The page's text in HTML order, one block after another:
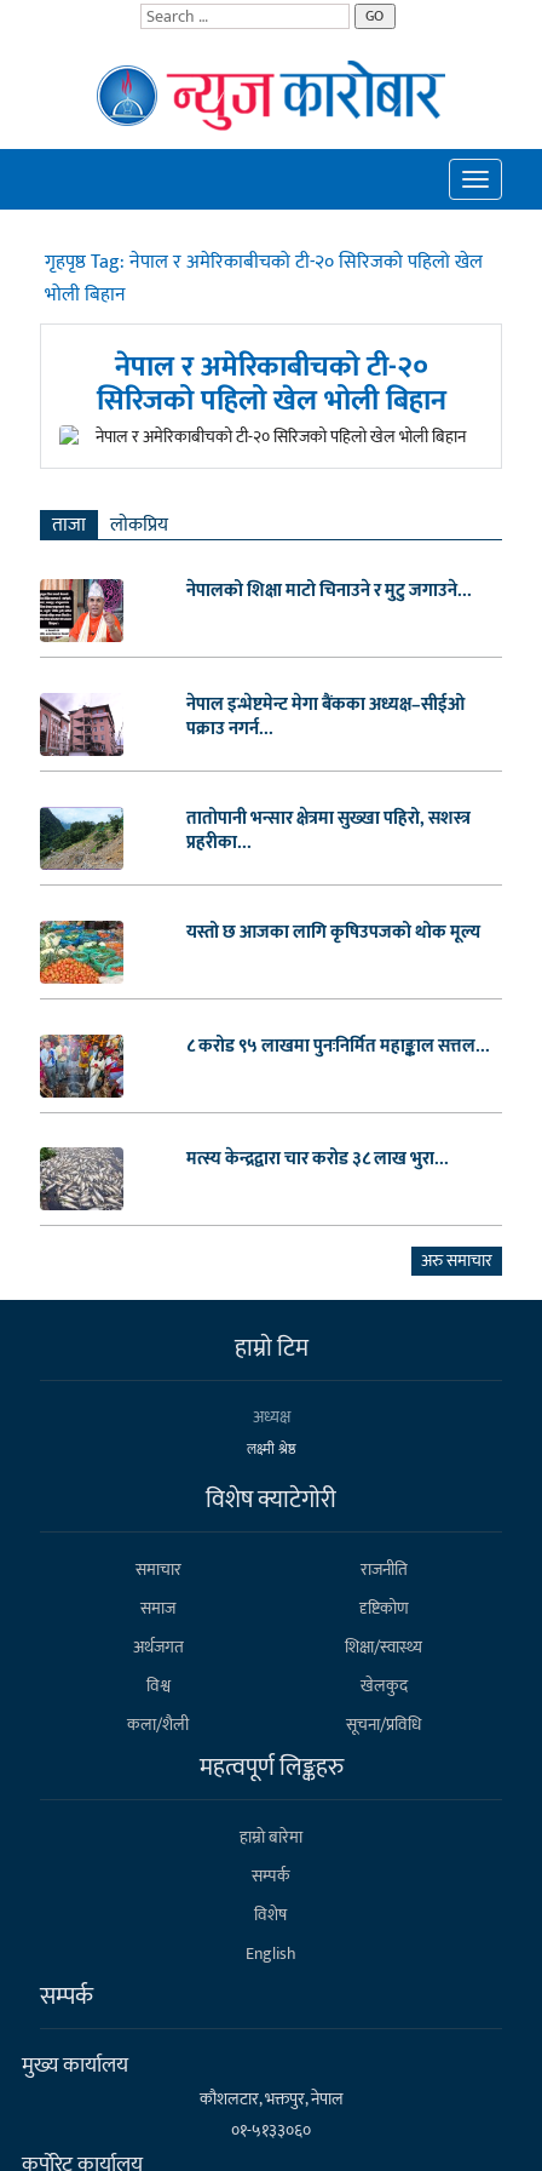
GO
Toggle
गृहपृष्ठTag:नेपाल र अमेरिकाबीचको टी-२० सिरिजको पहिलो खेल
भोली बिहान
नेपाल र अमेरिकाबीचको टी-२०
सिरिजको पहिलो खेल भोली बिहान
ताजा लाेकप्रिय
नेपालको शिक्षा माटो चिनाउने र मुटु जगाउने...
नेपाल इन्भेष्टमेन्ट मेगा बैंकका अध्यक्ष–सीईओ
पक्राउ नगर्न...
तातोपानी भन्सार क्षेत्रमा सुख्खा पहिरो, सशस्त्र
प्रहरीका...
यस्तो छ आजका लागि कृषिउपजको थोक मूल्य
८ करोड ९५ लाखमा पुनःनिर्मित महाङ्काल सत्तल...
मत्स्य केन्द्रद्वारा चार करोड ३८ लाख भुरा...
अरु समाचार
हाम्राे टिम
अध्यक्ष
लक्ष्मी श्रेष्ठ
विशेष क्याटेगाेरी
समाचार
राजनीति
समाज
दृष्टिकोण
अर्थजगत
शिक्षा/स्वास्थ्य
विश्व
खेलकुद
कला/शैली
सूचना/प्रविधि
महत्वपूर्ण लिङ्कहरु
हाम्राे बारेमा
सम्पर्क
विशेष
English
सम्पर्क
मुख्य कार्यालय
कौशलटार, भक्तपुर, नेपाल
०१-५१३३०६०